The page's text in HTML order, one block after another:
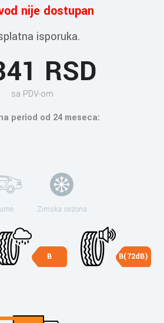
nije dostupan
isporuka.
RSD
sa PDV-om
period od 24 meseca:
Zimska sezona
B B(72dB)